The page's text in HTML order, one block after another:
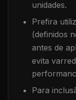
unidades.
Prefira
(definidos
antes de
evita
Para